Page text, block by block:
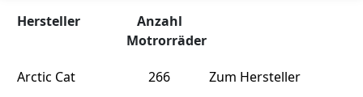
Hersteller
Anzahl
Motrorräder
Arctic Cat 266
Zum Hersteller